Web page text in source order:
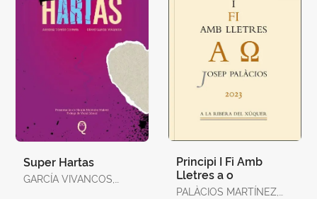
Super Hartas
GARCÍA VIVANCOS,
Principi I Fi Amb
Lletres a o
PALÀCIOS MARTÍNEZ,